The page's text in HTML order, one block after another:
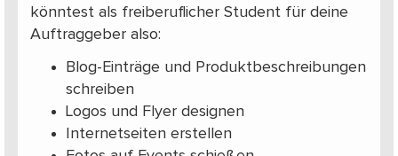
könntest als freiberuflicher Student für deine
Auftraggeber also:
Blog-Einträge und Produktbeschreibungen
schreiben
Logos und Flyer designen
Internetseiten erstellen